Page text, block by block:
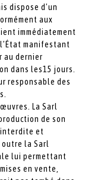
dispose d’un
aux
immédiatement
manifestant
au dernier
dans les15 jours.
responsable des
La Sarl
de son
et
la Sarl
lui permettant
en vente,